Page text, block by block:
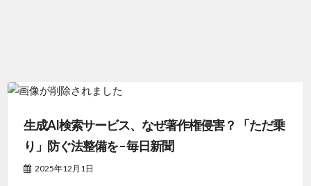
生成AI検索サービス、なぜ著作権侵害？ 「ただ乗
り」防ぐ法整備を – 毎日新聞
2025年12月1日